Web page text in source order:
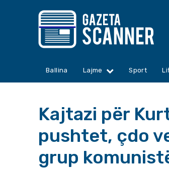
Ballina Lajme Sport
Kajtazi për
pushtet, çdo
grup